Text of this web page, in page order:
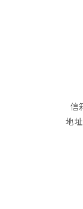
信
地